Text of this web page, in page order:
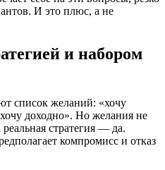
И это плюс, а не
и набором
список желаний: «хочу
доходно». Но желания не
стратегия — да.
компромисс и отказ